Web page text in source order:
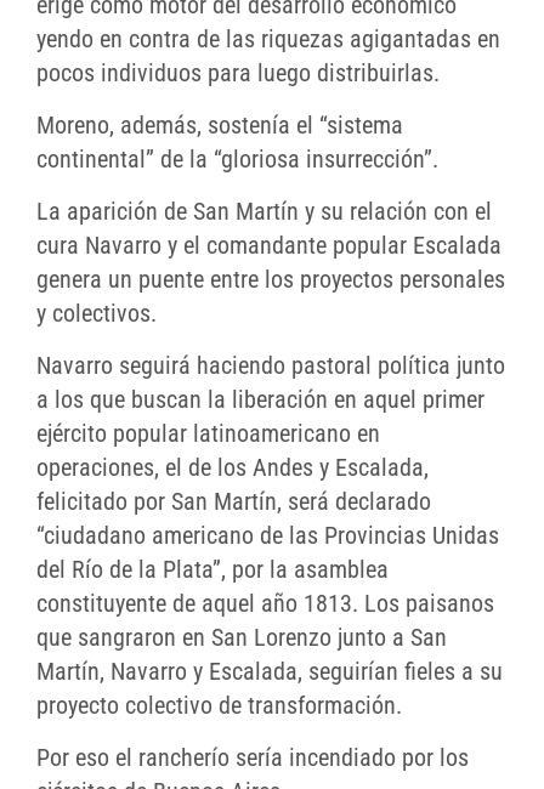
yendo en contra de las riquezas agigantadas en
pocos individuos para luego distribuirlas.
Moreno, además, sostenía el “sistema
continental” de la “gloriosa insurrección”.
La aparición de San Martín y su relación con el
cura Navarro y el comandante popular Escalada
genera un puente entre los proyectos personales
y colectivos.
Navarro seguirá haciendo pastoral política junto
a los que buscan la liberación en aquel primer
ejército popular latinoamericano en
operaciones, el de los Andes y Escalada,
felicitado por San Martín, será declarado
“ciudadano americano de las Provincias Unidas
del Río de la Plata”, por la asamblea
constituyente de aquel año 1813. Los paisanos
que sangraron en San Lorenzo junto a San
Martín, Navarro y Escalada, seguirían fieles a su
proyecto colectivo de transformación.
Por eso el rancherío sería incendiado por los